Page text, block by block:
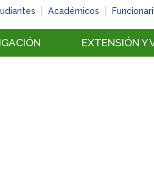
Comunicación e Imagen
Economía y Negocios
Gobierno
Académicos
EXTENSIÓN Y